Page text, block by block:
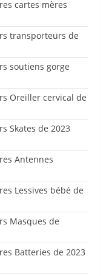
cartes mères
transporteurs de
soutiens gorge
Oreiller cervical de
Skates de 2023
Antennes
Lessives bébé de
Masques de
Batteries de 2023